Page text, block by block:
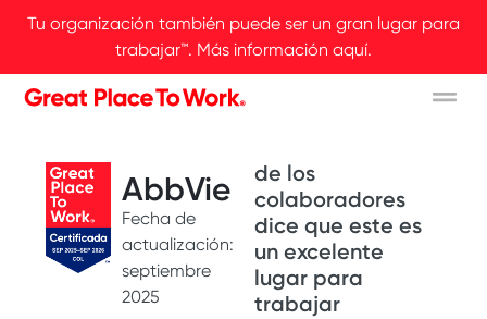
Tu organización también puede ser un gran lugar para
trabajar™. Más información aquí.
AbbVie
Fecha de
actualización:
septiembre
2025
de los
colaboradores
dice que este es
un excelente
lugar para
trabajar